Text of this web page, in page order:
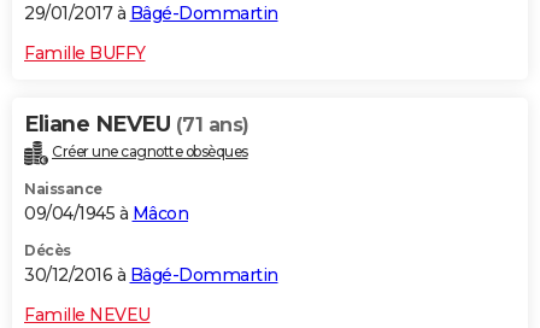
29/01/2017 à Bâgé-Dommartin
Famille BUFFY
Eliane NEVEU (71 ans)
Créer une cagnotte obsèques
Naissance
09/04/1945 à Mâcon
Décès
30/12/2016 à Bâgé-Dommartin
Famille NEVEU